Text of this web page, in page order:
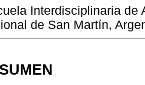
Interdisciplinaria de
de San Martín,